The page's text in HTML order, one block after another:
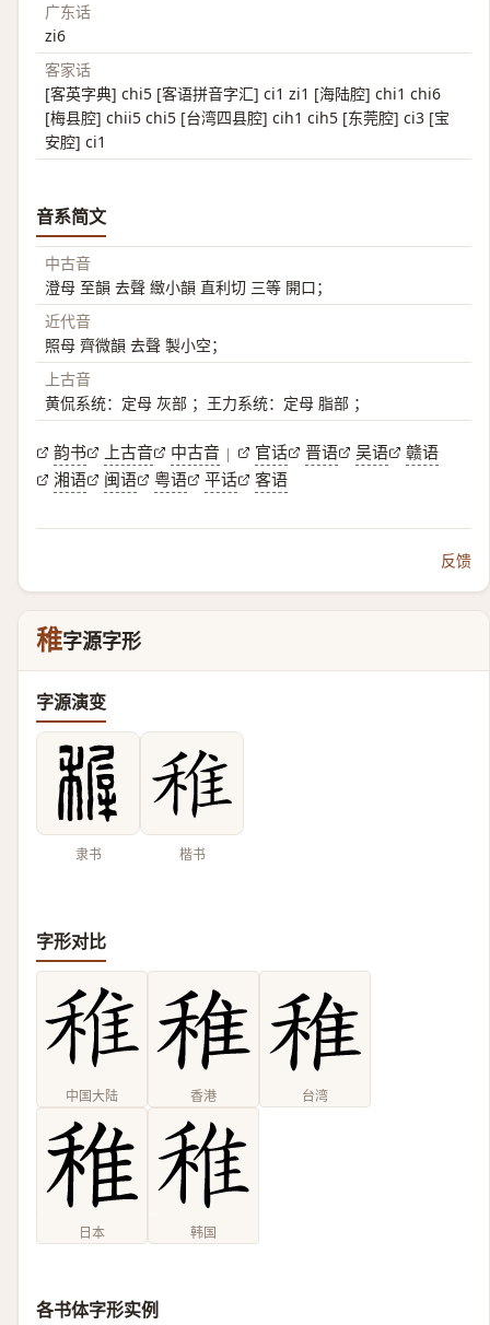
广东话
zi6
客家话
[客英字典] chi5 [客语拼音字汇] ci1 zi1 [海陆腔] chi1 chi6
[梅县腔] chii5 chi5 [台湾四县腔] cih1 cih5 [东莞腔] ci3 [宝
安腔] ci1
音系简文
中古音
澄母 至韻 去聲 緻小韻 直利切 三等 開口；
近代音
照母 齊微韻 去聲 製小空；
上古音
黄侃系统：定母 灰部 ；王力系统：定母 脂部 ；
韵书 上古音 中古音 | 官话 晋语 吴语
赣语
湘语
闽语 粤语 平话 客语
反馈
稚字源字形
字源演变
隶书 楷书
字形对比
中国大陆 香港 台湾
日本 韩国
各书体字形实例